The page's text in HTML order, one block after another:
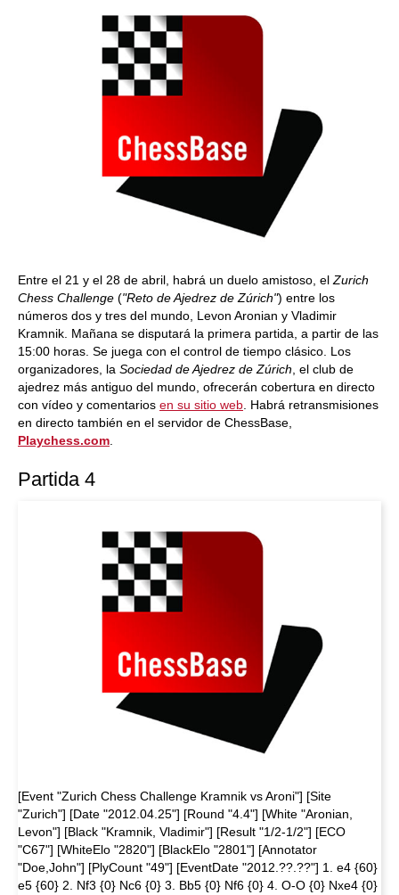
Entre el 21 y el 28 de abril, habrá un duelo amistoso, el Zurich
Chess Challenge ("Reto de Ajedrez de Zúrich") entre los
números dos y tres del mundo, Levon Aronian y Vladimir
Kramnik. Mañana se disputará la primera partida, a partir de las
15:00 horas. Se juega con el control de tiempo clásico. Los
organizadores, la Sociedad de Ajedrez de Zúrich , el club de
ajedrez más antiguo del mundo, ofrecerán cobertura en directo
con vídeo y comentarios en su sitio web . Habrá retransmisiones
en directo también en el servidor de ChessBase,
Playchess.com
Partida 4
[Event "Zurich Chess Challenge Kramnik vs Aroni"] [Site
"Zurich"] [Date "2012.04.25"] [Round "4.4"] [White "Aronian,
Levon"] [Black "Kramnik, Vladimir"] [Result "1/2-1/2"] [ECO
"C67"] [WhiteElo "2820"] [BlackElo "2801"] [Annotator
"Doe,John"] [PlyCount "49"] [EventDate "2012.??.??"] 1. e4 {60}
e5 {60} 2. Nf3 {0} Nc6 {0} 3. Bb5 {0} Nf6 {0} 4. O-O {0} Nxe4 {0}